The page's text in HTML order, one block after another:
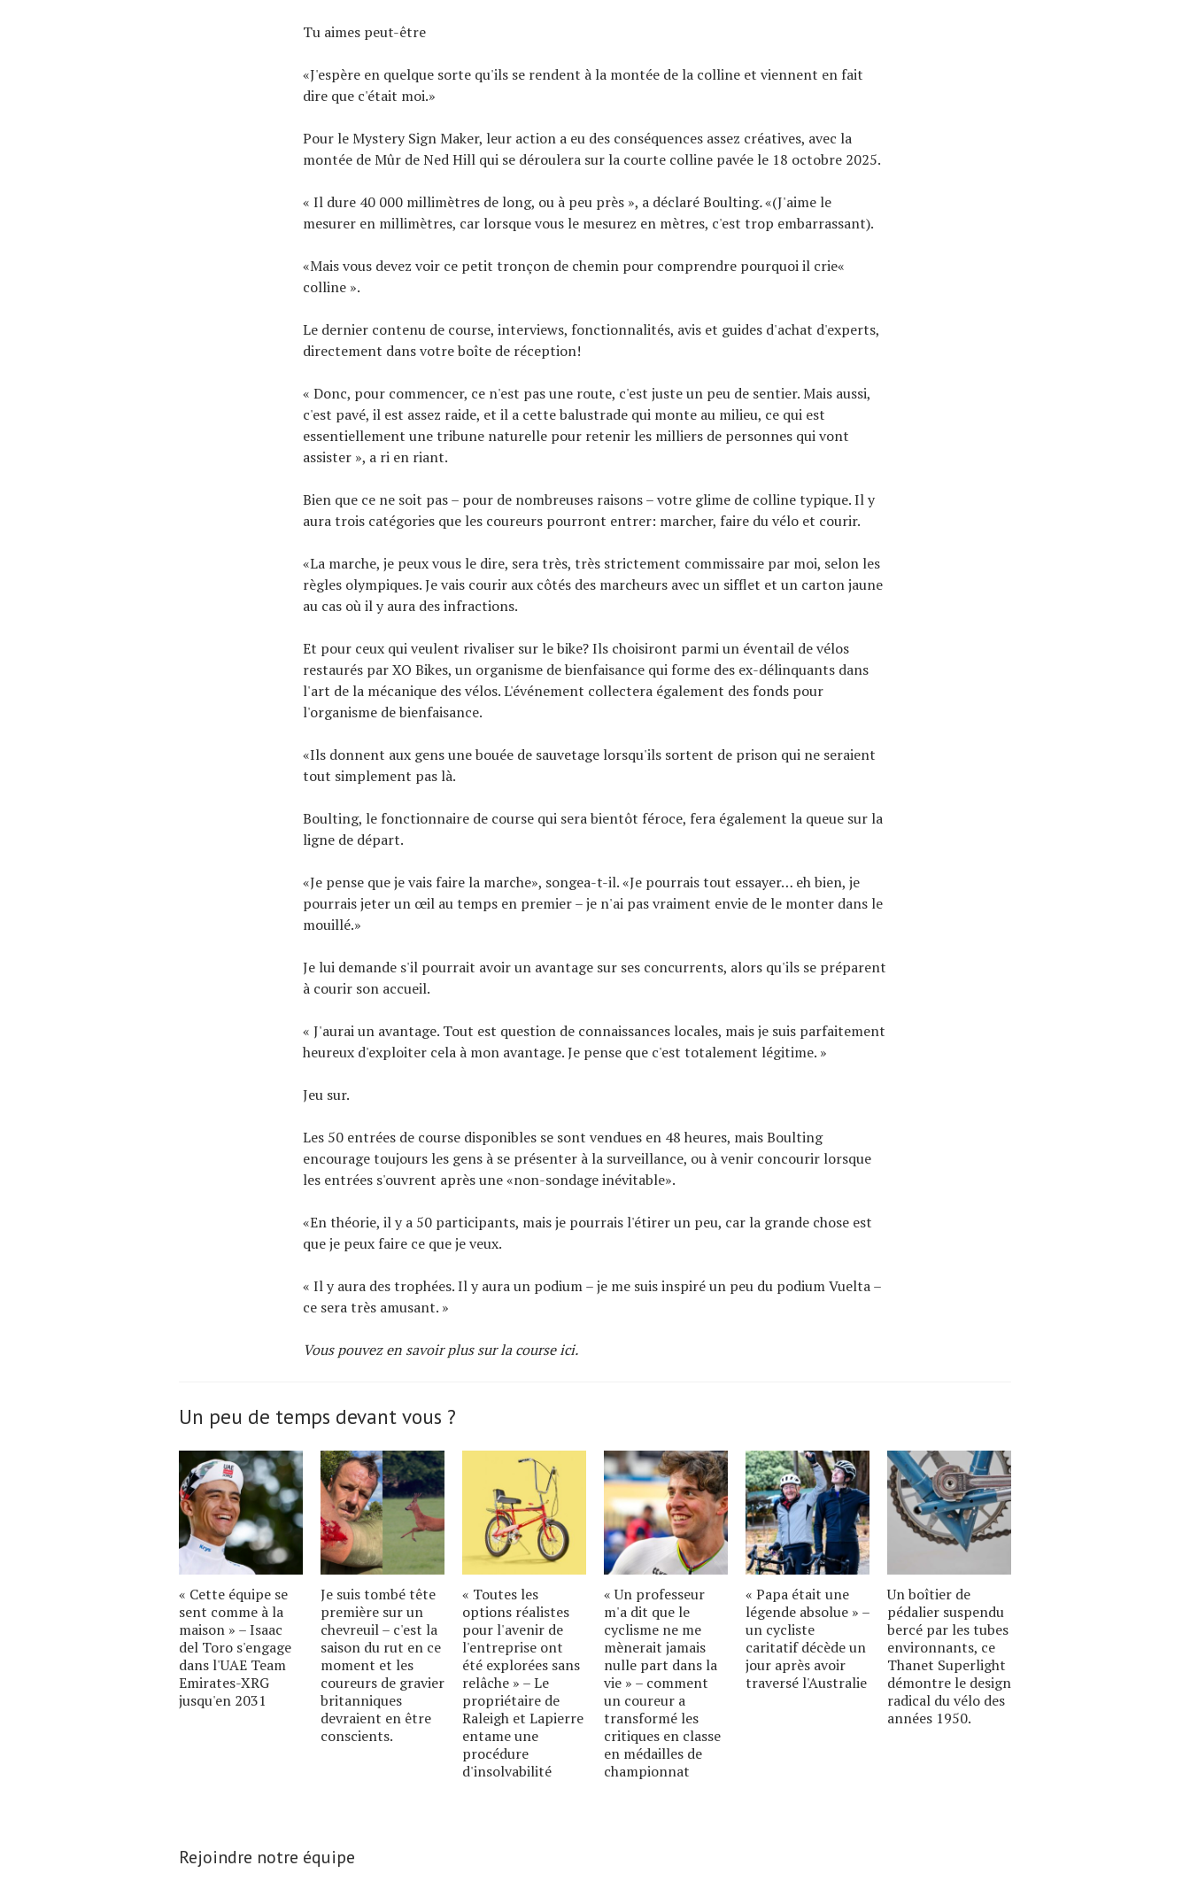
Tu aimes peut-être
«J'espère en quelque sorte qu'ils se rendent à la montée de la colline et viennent en fait
dire que c'était moi.»
Pour le Mystery Sign Maker, leur action a eu des conséquences assez créatives, avec la
montée de Mûr de Ned Hill qui se déroulera sur la courte colline pavée le 18 octobre 2025.
« Il dure 40 000 millimètres de long, ou à peu près », a déclaré Boulting.«(J'aime le
mesurer en millimètres, car lorsque vous le mesurez en mètres, c'est trop embarrassant).
«Mais vous devez voir ce petit tronçon de chemin pour comprendre pourquoi il crie«
colline ».
Le dernier contenu de course, interviews, fonctionnalités, avis et guides d'achat d'experts,
directement dans votre boîte de réception!
« Donc, pour commencer, ce n'est pas une route, c'est juste un peu de sentier. Mais aussi,
c'est pavé, il est assez raide, et il a cette balustrade qui monte au milieu, ce qui est
essentiellement une tribune naturelle pour retenir les milliers de personnes qui vont
assister », a ri en riant.
Bien que ce ne soit pas – pour de nombreuses raisons – votre glime de colline typique. Il y
aura trois catégories que les coureurs pourront entrer: marcher, faire du vélo et courir.
«La marche, je peux vous le dire, sera très, très strictement commissaire par moi, selon les
règles olympiques. Je vais courir aux côtés des marcheurs avec un sifflet et un carton jaune
au cas où il y aura des infractions.
Et pour ceux qui veulent rivaliser sur le bike? Ils choisiront parmi un éventail de vélos
restaurés par XO Bikes, un organisme de bienfaisance qui forme des ex-délinquants dans
l'art de la mécanique des vélos. L'événement collectera également des fonds pour
l'organisme de bienfaisance.
«Ils donnent aux gens une bouée de sauvetage lorsqu'ils sortent de prison qui ne seraient
tout simplement pas là.
Boulting, le fonctionnaire de course qui sera bientôt féroce, fera également la queue sur la
ligne de départ.
«Je pense que je vais faire la marche», songea-t-il. «Je pourrais tout essayer… eh bien, je
pourrais jeter un œil au temps en premier – je n'ai pas vraiment envie de le monter dans le
mouillé.»
Je lui demande s'il pourrait avoir un avantage sur ses concurrents, alors qu'ils se préparent
à courir son accueil.
« J'aurai un avantage. Tout est question de connaissances locales, mais je suis parfaitement
heureux d'exploiter cela à mon avantage. Je pense que c'est totalement légitime. »
Jeu sur.
Les 50 entrées de course disponibles se sont vendues en 48 heures, mais Boulting
encourage toujours les gens à se présenter à la surveillance, ou à venir concourir lorsque
les entrées s'ouvrent après une «non-sondage inévitable».
«En théorie, il y a 50 participants, mais je pourrais l'étirer un peu, car la grande chose est
que je peux faire ce que je veux.
« Il y aura des trophées. Il y aura un podium – je me suis inspiré un peu du podium Vuelta –
ce sera très amusant. »
Vous pouvez en savoir plus sur la courseici.
Un peu de temps devant vous ?
« Cette équipe se
sent comme à la
maison » – Isaac
del Toro s'engage
dans l'UAE Team
Emirates-XRG
jusqu'en 2031
Je suis tombé tête
première sur un
chevreuil – c'est la
saison du rut en ce
moment et les
coureurs de gravier
britanniques
devraient en être
conscients.
« Toutes les
options réalistes
pour l'avenir de
l'entreprise ont
été explorées sans
relâche » – Le
propriétaire de
Raleigh et Lapierre
entame une
procédure
d'insolvabilité
« Un professeur
m'a dit que le
cyclisme ne me
mènerait jamais
nulle part dans la
vie » – comment
un coureur a
transformé les
critiques en classe
en médailles de
championnat
« Papa était une
légende absolue » –
un cycliste
caritatif décède un
jour après avoir
traversé l'Australie
Un boîtier de
pédalier suspendu
bercé par les tubes
environnants, ce
Thanet Superlight
démontre le design
radical du vélo des
années 1950.
Rejoindre notre équipe